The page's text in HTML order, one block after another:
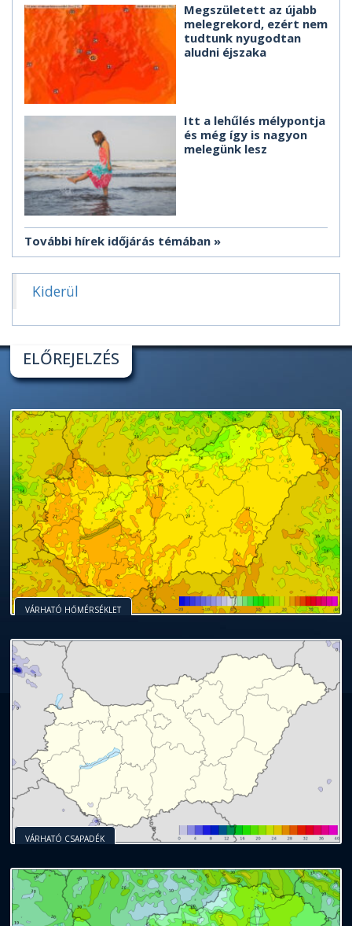
Megszületett az újabb
melegrekord, ezért nem
tudtunk nyugodtan
aludni éjszaka
Itt a lehűlés mélypontja
és még így is nagyon
melegünk lesz
További hírek időjárás témában
Kiderül
ELŐREJELZÉS
VÁRHATÓ HŐMÉRSÉKLET
VÁRHATÓ CSAPADÉK